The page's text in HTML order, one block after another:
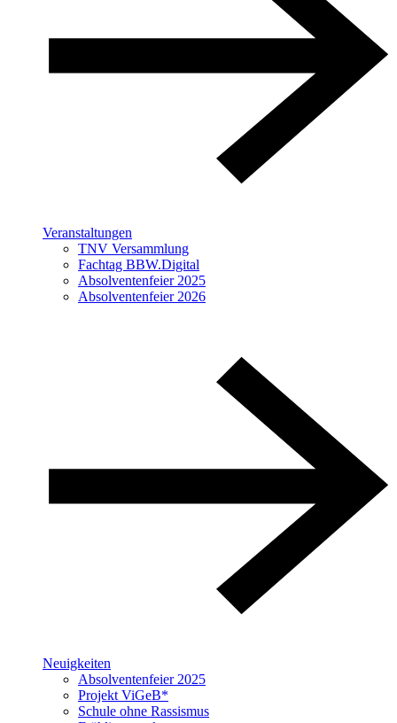
Veranstaltungen
TNV Versammlung
Fachtag BBW.Digital
Absolventenfeier 2025
Absolventenfeier 2026
Neuigkeiten
Absolventenfeier 2025
Projekt ViGeB*
Schule ohne Rassismus